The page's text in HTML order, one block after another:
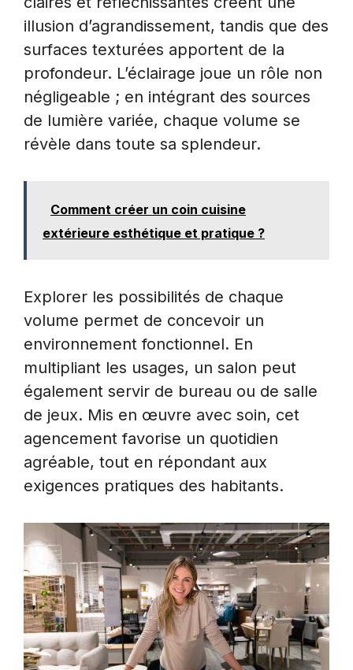
illusion d’agrandissement, tandis que des
surfaces texturées apportent de la
profondeur. L’éclairage joue un rôle non
négligeable ; en intégrant des sources
de lumière variée, chaque volume se
révèle dans toute sa splendeur.
Comment créer un coin cuisine
extérieure esthétique et pratique ?
Explorer les possibilités de chaque
volume permet de concevoir un
environnement fonctionnel. En
multipliant les usages, un salon peut
également servir de bureau ou de salle
de jeux. Mis en œuvre avec soin, cet
agencement favorise un quotidien
agréable, tout en répondant aux
exigences pratiques des habitants.